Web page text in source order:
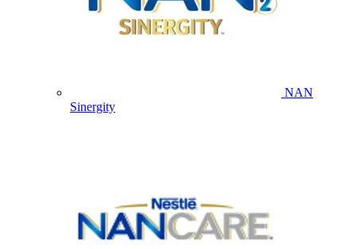
NAN
Sinergity